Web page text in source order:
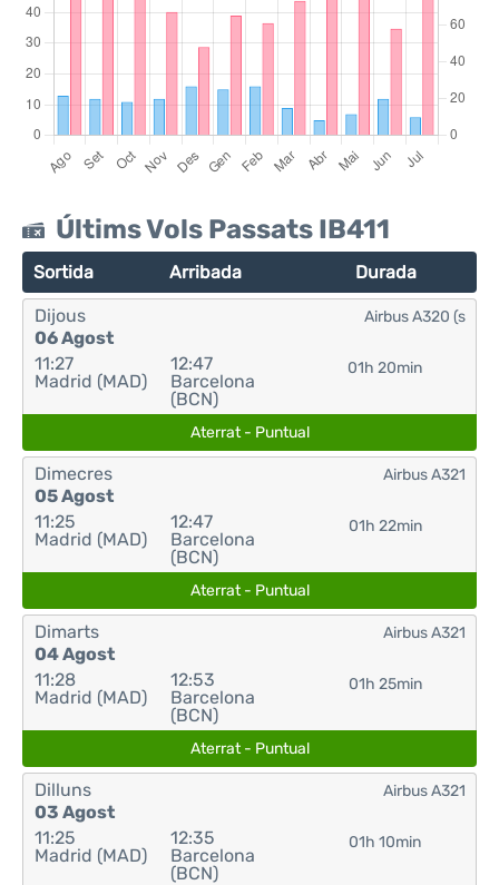
Últims Vols Passats IB411
Sortida Arribada Durada
Dijous
06 Agost
11:27
Madrid (MAD)
12:47
Barcelona
(BCN)
01h 20min
Airbus A320 (s
Aterrat - Puntual
Dimecres
05 Agost
11:25
Madrid (MAD)
12:47
Barcelona
(BCN)
01h 22min
Airbus A321
Aterrat - Puntual
Dimarts
04 Agost
11:28
Madrid (MAD)
12:53
Barcelona
(BCN)
01h 25min
Airbus A321
Aterrat - Puntual
Dilluns
03 Agost
11:25
Madrid (MAD)
12:35
Barcelona
(BCN)
01h 10min
Airbus A321